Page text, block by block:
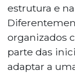
estrutura e
organizados
parte das
adaptar a